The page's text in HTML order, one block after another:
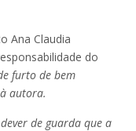
Ana Claudia
do
furto de bem
autora.
de guarda que a